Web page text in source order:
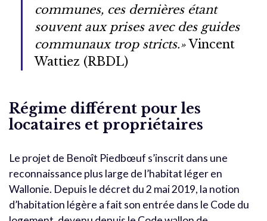
communes, ces dernières étant
souvent aux prises avec des guides
communaux trop stricts.» Vincent
Wattiez (RBDL)
Régime différent pour les
locataires et propriétaires
Le projet de Benoît Piedbœuf s’inscrit dans une
reconnaissance plus large de l’habitat léger en
Wallonie. Depuis le décret du 2 mai 2019, la notion
d’habitation légère a fait son entrée dans le Code du